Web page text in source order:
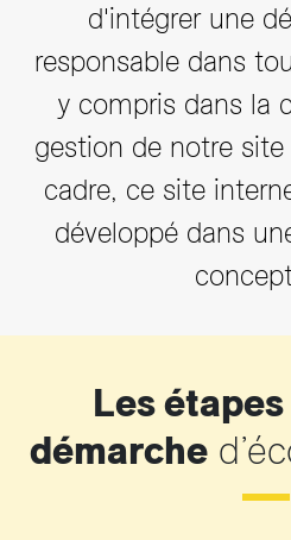
d'intégrer une
responsable dans
y compris dans la
gestion de notre
cadre, ce site
développé dans
Les
démarche